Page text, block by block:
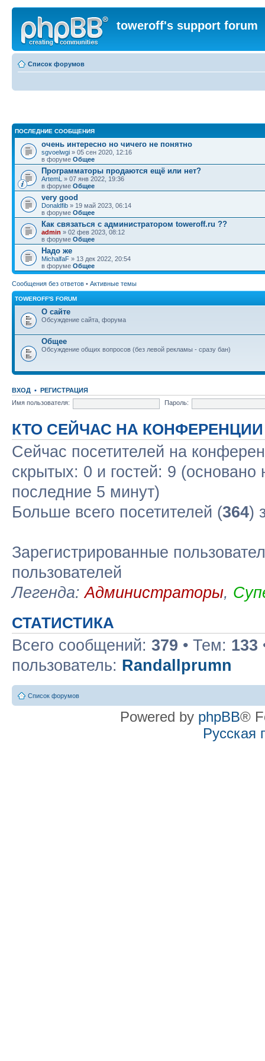
toweroff's support forum
Список форумов
ПОСЛЕДНИЕ СООБЩЕНИЯ
очень интересно но чичего не понятно
sgvoelwgi » 05 сен 2020, 12:16
в форуме Общее
Программаторы продаются ещё или нет?
ArtemL » 07 янв 2022, 19:36
в форуме Общее
very good
Donaldfib » 19 май 2023, 06:14
в форуме Общее
Как связаться с администратором toweroff.ru ??
admin » 02 фев 2023, 08:12
в форуме Общее
Надо же
MichalfaF » 13 дек 2022, 20:54
в форуме Общее
Сообщения без ответов • Активные темы
TOWEROFF'S FORUM
О сайте
Обсуждение сайта, форума
Общее
Обсуждение общих вопросов (без левой рекламы - сразу бан)
ВХОД • РЕГИСТРАЦИЯ
Имя пользователя:
Пароль:
КТО СЕЙЧАС НА КОНФЕРЕНЦИИ
Сейчас посетителей на
скрытых: 0 и гостей: 9 (основано
последние 5 минут)
Больше всего посетителей (364)
Зарегистрированные
пользователей
Легенда:Администраторы,
СТАТИСТИКА
Всего сообщений: 379 • Тем: 133
пользователь: Randallprumn
Список форумов
Powered by phpBB®
Русская